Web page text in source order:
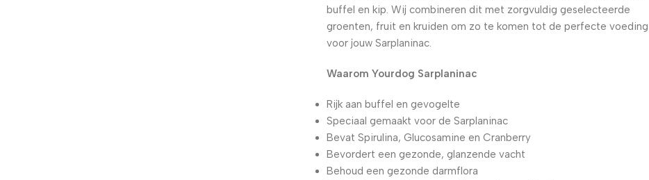
buffel en kip. Wij combineren dit met zorgvuldig geselecteerde
groenten, fruit en kruiden om zo te komen tot de perfecte voeding
voor jouw Sarplaninac.
Waarom Yourdog Sarplaninac
Rijk aan buffel en gevogelte
Speciaal gemaakt voor de Sarplaninac
Bevat Spirulina, Glucosamine en Cranberry
Bevordert een gezonde, glanzende vacht
Behoud een gezonde darmflora